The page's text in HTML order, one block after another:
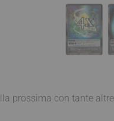
prossima con tante